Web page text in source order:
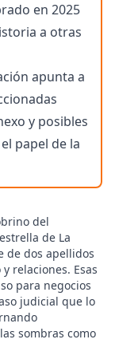
en 2025
a otras
apunta a
y posibles
papel de la
del
de La
de dos apellidos
relaciones. Esas
para negocios
judicial que lo
sombras como